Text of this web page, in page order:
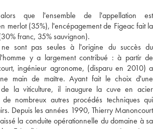
que l'ensemble de l'appellation est
merlot (35%), l'encépagement de Figeac fait la
franc, 35% sauvignon).
sont pas seules à l'origine du succès du
y a largement contribué : à partir de
ingénieur agronome, (disparu en 2010) a
main de maître. Ayant fait le choix d'une
de la viticulture, il inaugure la cuve en acier
nombreux autres procédés techniques qui
Depuis les années 1990, Thierry Manoncourt
la conduite opérationnelle du domaine à sa